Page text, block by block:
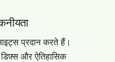
प्रदान करते हैं।
और ऐतिहासिक